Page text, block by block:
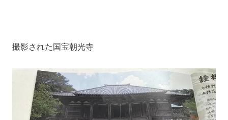
撮影された国宝朝光寺